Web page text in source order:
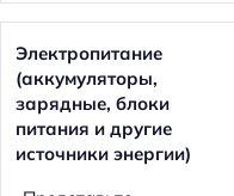
Электропитание
(аккумуляторы,
зарядные, блоки
питания и другие
источники энергии)